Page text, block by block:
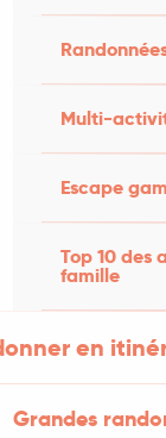
Multi-
Escape
Top 10 des
famille
en
Grandes
sol aux
dans